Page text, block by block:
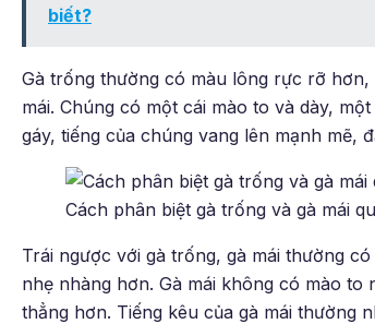
biết?
Gà trống thường có màu lông rực rỡ
mái. Chúng có một cái mào to và dày,
gáy, tiếng của chúng vang lên mạnh mẽ,
Cách phân biệt gà trống và gà mái
Trái ngược với gà trống, gà mái thường
nhẹ nhàng hơn. Gà mái không có mào
thẳng hơn. Tiếng kêu của gà mái thường